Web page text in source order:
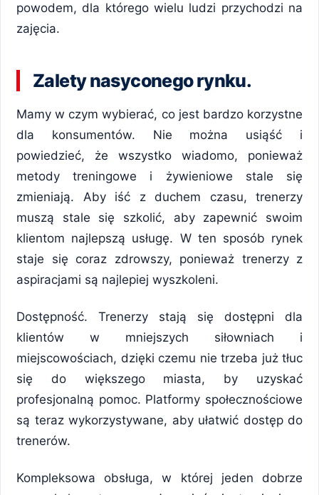
powodem, dla którego wielu ludzi przychodzi na
zajęcia.
Zalety nasyconego rynku.
Mamy w czym wybierać, co jest bardzo korzystne
dla konsumentów. Nie można usiąść i
powiedzieć, że wszystko wiadomo, ponieważ
metody treningowe i żywieniowe stale się
zmieniają. Aby iść z duchem czasu, trenerzy
muszą stale się szkolić, aby zapewnić swoim
klientom najlepszą usługę. W ten sposób rynek
staje się coraz zdrowszy, ponieważ trenerzy z
aspiracjami są najlepiej wyszkoleni.
Dostępność. Trenerzy stają się dostępni dla
klientów w mniejszych siłowniach i
miejscowościach, dzięki czemu nie trzeba już tłuc
się do większego miasta, by uzyskać
profesjonalną pomoc. Platformy społecznościowe
są teraz wykorzystywane, aby ułatwić dostęp do
trenerów.
Kompleksowa obsługa, w której jeden dobrze